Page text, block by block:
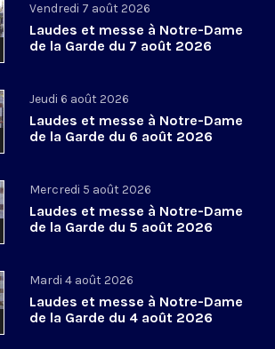
Vendredi 7 août 2026
Laudes et messe à Notre-Dame
de la Garde du 7 août 2026
Jeudi 6 août 2026
Laudes et messe à Notre-Dame
de la Garde du 6 août 2026
Mercredi 5 août 2026
Laudes et messe à Notre-Dame
de la Garde du 5 août 2026
Mardi 4 août 2026
Laudes et messe à Notre-Dame
de la Garde du 4 août 2026